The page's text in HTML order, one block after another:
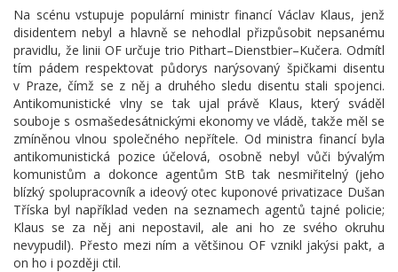
Na scénu vstupuje populární ministr financí Václav Klaus, jenž
disidentem nebyl a hlavně se nehodlal přizpůsobit nepsanému
pravidlu, že linii OF určuje trio Pithart–Dienstbier–Kučera. Odmítl
tím pádem respektovat půdorys narýsovaný špičkami disentu
v Praze, čímž se z něj a druhého sledu disentu stali spojenci.
Antikomunistické vlny se tak ujal právě Klaus, který sváděl
souboje s osmašedesátnickými ekonomy ve vládě, takže měl se
zmíněnou vlnou společného nepřítele. Od ministra financí byla
antikomunistická pozice účelová, osobně nebyl vůči bývalým
komunistům a dokonce agentům StB tak nesmiřitelný (jeho
blízký spolupracovník a ideový otec kuponové privatizace Dušan
Tříska byl například veden na seznamech agentů tajné policie;
Klaus se za něj ani nepostavil, ale ani ho ze svého okruhu
nevypudil). Přesto mezi ním a většinou OF vznikl jakýsi pakt, a
on ho i později ctil.